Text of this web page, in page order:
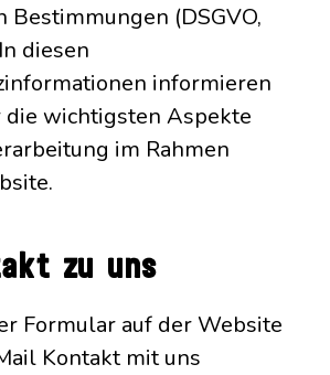
Bestimmungen (DSGVO,
diesen
informieren
die wichtigsten Aspekte
im Rahmen
zu uns
Formular auf der Website
Kontakt mit uns